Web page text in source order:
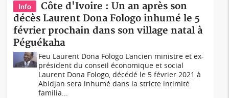
Info
Côte d'Ivoire : Un an après son
décès Laurent Dona Fologo inhumé le 5
février prochain dans son village natal à
Péguékaha
Feu Laurent Dona Fologo L'ancien ministre et ex-
président du conseil économique et social
Laurent Dona Fologo, décédé le 5 février 2021 à
Abidjan sera inhumé dans la stricte intimité
familia...